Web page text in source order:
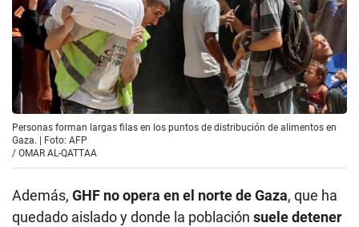
Personas forman largas filas en los puntos de distribución de alimentos en
Gaza. | Foto: AFP
/ OMAR AL-QATTAA
Además, GHF no opera en el norte de Gaza, que ha
quedado aislado y donde la población suele detener